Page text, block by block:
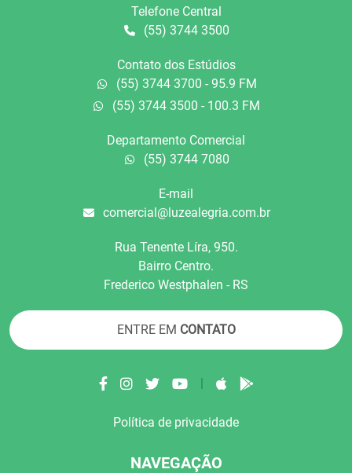
Telefone Central
(55) 3744 3500
Contato dos Estúdios
(55) 3744 3700 - 95.9 FM
(55) 3744 3500 - 100.3 FM
Departamento Comercial
(55) 3744 7080
E-mail
comercial@luzealegria.com.br
Rua Tenente Líra, 950.
Bairro Centro.
Frederico Westphalen - RS
ENTRE EM CONTATO
|
Política de privacidade
NAVEGAÇÃO